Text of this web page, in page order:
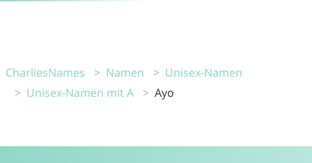
CharliesNames Namen
Unisex-Namen
Unisex-Namen mit A
Ayo